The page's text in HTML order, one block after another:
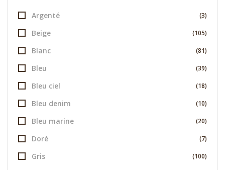
Argenté (3)
Beige (105)
Blanc (81)
Bleu (39)
Bleu ciel (18)
Bleu denim (10)
Bleu marine (20)
Doré (7)
Gris (100)